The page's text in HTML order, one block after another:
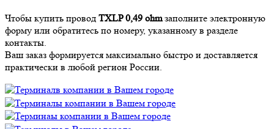
Чтобы купить провод TXLP 0,49 ohmзаполните электронную
форму или обратитесь по номеру, указанному в разделе
контакты.
Ваш заказ формируется максимально быстро и доставляется
практически в любой регион России.